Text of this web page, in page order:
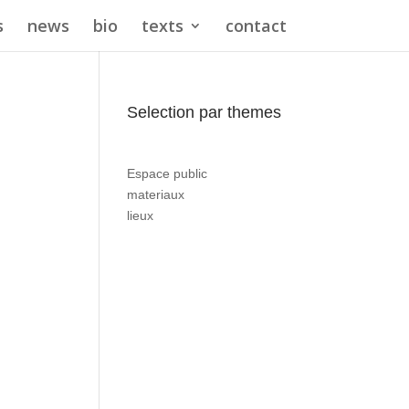
news bio texts contact
Selection par themes
Espace public
materiaux
lieux